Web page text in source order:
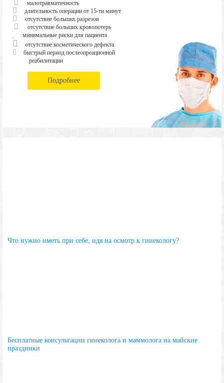
малотравматичность
длительность операции от 15-ти минут
отсутствие больших разрезов
отсутствие больших кровопотерь
минимальные риски для пациента
отсутствие косметического дефекта
быстрый период послеопреационной
реабилитации
Подробнее
Что нужно иметь при себе, идя на осмотр к гинекологу?
Бесплатные консультации гинеколога и маммолога на майские
праздники